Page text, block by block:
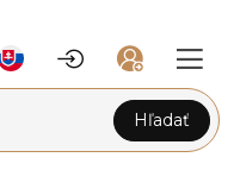
Hľadať